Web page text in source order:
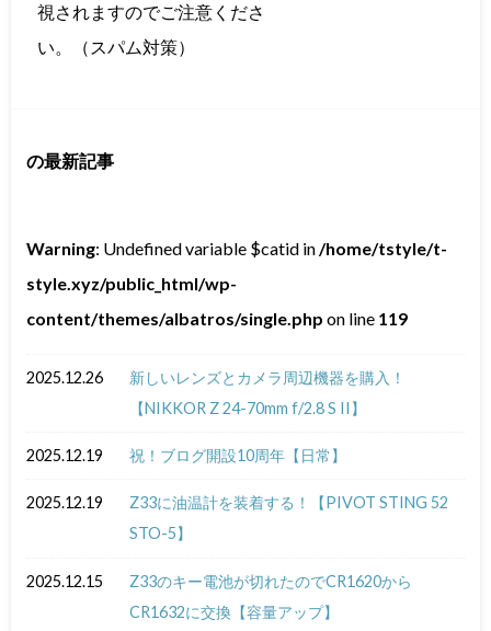
視されますのでご注意くださ
い。（スパム対策）
の最新記事
Warning: Undefined variable $catid in /home/tstyle/t-
style.xyz/public_html/wp-
content/themes/albatros/single.php on line 119
2025.12.26
新しいレンズとカメラ周辺機器を購入！
【NIKKOR Z 24-70mm f/2.8 S II】
2025.12.19 祝！ブログ開設10周年【日常】
2025.12.19
Z33に油温計を装着する！【PIVOT STING 52
STO-5】
2025.12.15
Z33のキー電池が切れたのでCR1620から
CR1632に交換【容量アップ】